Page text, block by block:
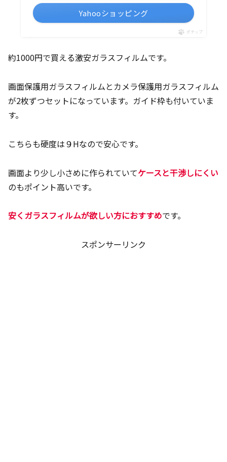
Yahooショッピング
ポチップ
約1000円で買える激安ガラスフィルムです。
画面保護用ガラスフィルムとカメラ保護用ガラスフィルム
が2枚ずつセットになっています。ガイド枠も付いていま
す。
こちらも硬度は９Hなので安心です。
画面より少し小さめに作られていてケースと干渉しにくい
のもポイント高いです。
安くガラスフィルムが欲しい方におすすめです。
スポンサーリンク